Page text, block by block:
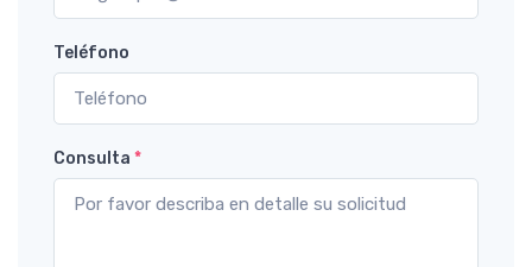
Teléfono
Consulta *